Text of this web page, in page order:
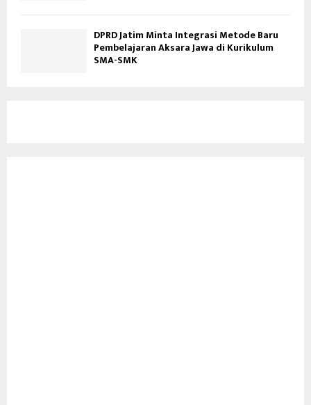
DPRD Jatim Minta Integrasi Metode Baru
Pembelajaran Aksara Jawa di Kurikulum
SMA-SMK